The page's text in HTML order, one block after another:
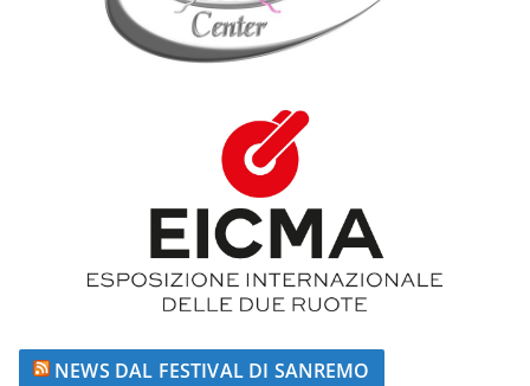
NEWS DAL FESTIVAL DI SANREMO